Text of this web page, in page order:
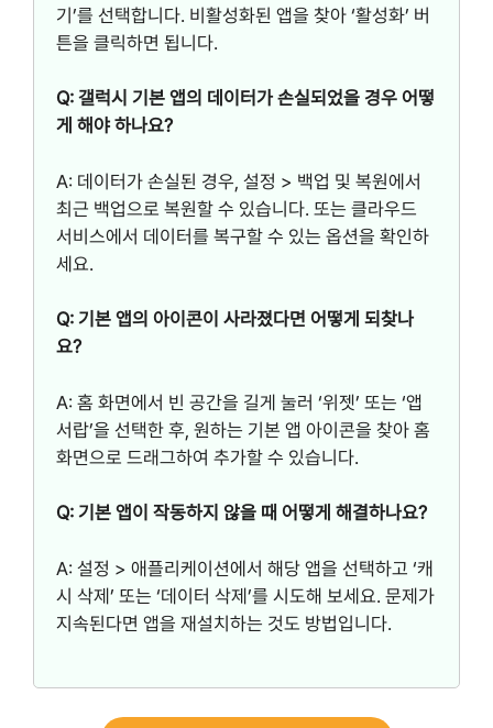
기’를 선택합니다. 비활성화된 앱을 찾아 ‘활성화’ 버
튼을 클릭하면 됩니다.
Q: 갤럭시 기본 앱의 데이터가 손실되었을 경우 어떻
게 해야 하나요?
A: 데이터가 손실된 경우, 설정 > 백업 및 복원에서
최근 백업으로 복원할 수 있습니다. 또는 클라우드
서비스에서 데이터를 복구할 수 있는 옵션을 확인하
세요.
Q: 기본 앱의 아이콘이 사라졌다면 어떻게 되찾나
요?
A: 홈 화면에서 빈 공간을 길게 눌러 ‘위젯’ 또는 ‘앱
서랍’을 선택한 후, 원하는 기본 앱 아이콘을 찾아 홈
화면으로 드래그하여 추가할 수 있습니다.
Q: 기본 앱이 작동하지 않을 때 어떻게 해결하나요?
A: 설정 > 애플리케이션에서 해당 앱을 선택하고 ‘캐
시 삭제’ 또는 ‘데이터 삭제’를 시도해 보세요. 문제가
지속된다면 앱을 재설치하는 것도 방법입니다.